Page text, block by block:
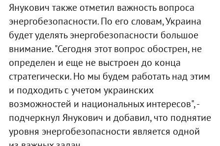
Янукович также отметил важность вопроса
энергобезопасности. По его словам, Украина
будет уделять энергобезопасности большое
внимание. "Сегодня этот вопрос обострен, не
определен и еще не выстроен до конца
стратегически. Но мы будем работать над этим
и подходить с учетом украинских
возможностей и национальных интересов", -
подчеркнул Янукович и добавил, что поднятие
уровня энергобезопасности является одной